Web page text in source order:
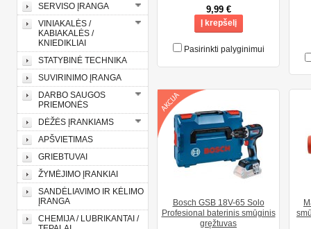
SERVISO ĮRANGA
VINIAKALĖS /
KABIAKALĖS /
KNIEDIKLIAI
STATYBINĖ TECHNIKA
SUVIRINIMO ĮRANGA
DARBO SAUGOS
PRIEMONĖS
DĖŽĖS ĮRANKIAMS
APŠVIETIMAS
GRIEBTUVAI
ŽYMĖJIMO ĮRANKIAI
SANDĖLIAVIMO IR KĖLIMO
ĮRANGA
CHEMIJA / LUBRIKANTAI /
9,99 €
Į krepšelį
Pasirinkti palyginimui
Bosch GSB 18V-65 Solo
Profesional baterinis smūginis
gręžtuvas